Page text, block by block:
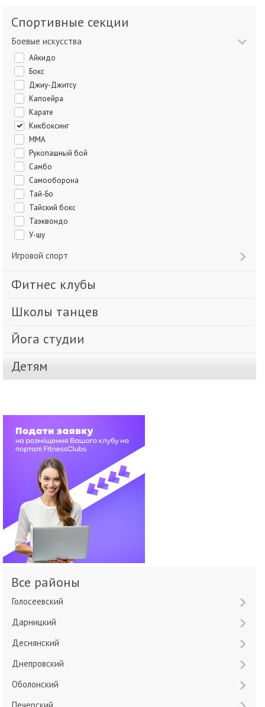
Спортивные секции
Боевые искусства
Айкидо
Бокс
Джиу-Джитсу
Капоейра
Карате
Кикбоксинг
ММА
Рукопашный бой
Самбо
Самооборона
Тай-Бо
Тайский бокс
Таэквондо
У-шу
Игровой спорт
Фитнес клубы
Школы танцев
Йога студии
Детям
Все районы
Голосеевский
Дарницкий
Деснянский
Днепровский
Оболонский